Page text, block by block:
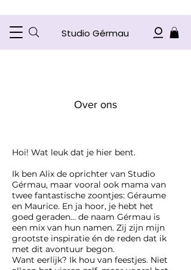
Studio Gérmau
Over ons
Hoi! Wat leuk dat je hier bent.
Ik ben Alix de oprichter van Studio
Gérmau, maar vooral ook mama van
twee fantastische zoontjes: Géraume
en Maurice. En ja hoor, je hebt het
goed geraden… de naam Gérmau is
een mix van hun namen. Zij zijn mijn
grootste inspiratie én de reden dat ik
met dit avontuur begon.
Want eerlijk? Ik hou van feestjes. Niet